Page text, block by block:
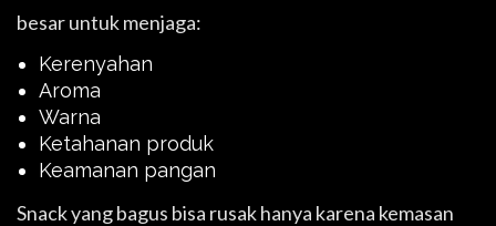
besar untuk menjaga:
Kerenyahan
Aroma
Warna
Ketahanan produk
Keamanan pangan
Snack yang bagus bisa rusak hanya karena kemasan